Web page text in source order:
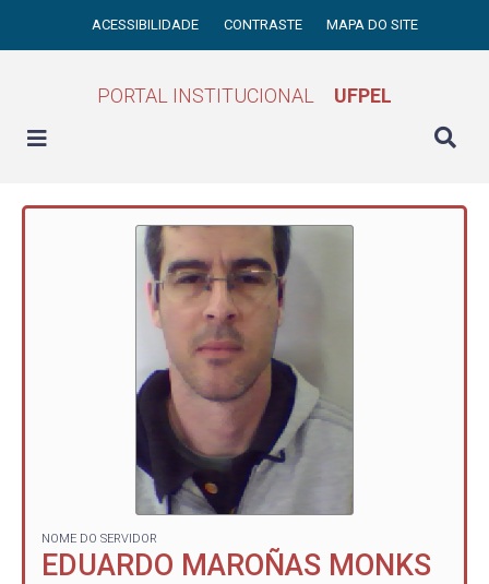
ACESSIBILIDADE CONTRASTE MAPA DO SITE
PORTAL INSTITUCIONAL UFPEL
NOME DO SERVIDOR
EDUARDO MAROÑAS MONKS